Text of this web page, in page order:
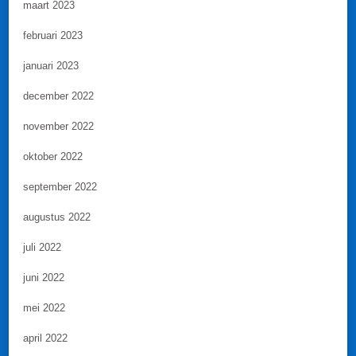
maart 2023
februari 2023
januari 2023
december 2022
november 2022
oktober 2022
september 2022
augustus 2022
juli 2022
juni 2022
mei 2022
april 2022